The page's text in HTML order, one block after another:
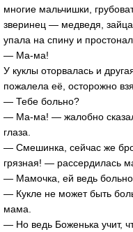
многие мальчишки,
зверинец — медведя,
упала на спину и
— Ма-ма!
У куклы оторвалась и
пожалела её, осторожно
— Тебе больно?
— Ма-ма! — жалобно
глаза.
— Смешинка, сейчас же
грязная! — рассердилась
— Мамочка, ей ведь
— Кукле не может быть
мама.
— Но ведь Боженька учит,